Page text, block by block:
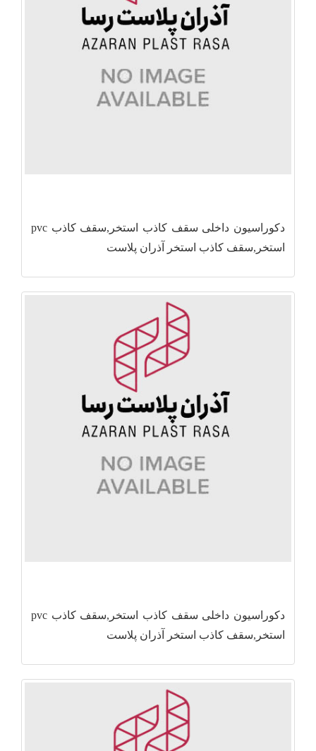
دکوراسیون داخلی سقف کاذب استخر,سقف کاذب pvc
استخر,سقف کاذب استخر آذران پلاست
دکوراسیون داخلی سقف کاذب استخر,سقف کاذب pvc
استخر,سقف کاذب استخر آذران پلاست